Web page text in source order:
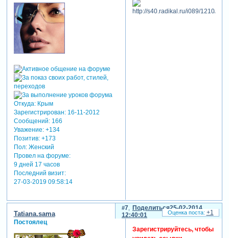
Откуда:Крым
Зарегистрирован: 16-11-2012
Сообщений:166
Уважение: +134
Позитив: +173
Пол:Женский
Провел на форуме:
9 дней 17 часов
Последний визит:
27-03-2019 09:58:14
Поделиться
7
25-02-2014
12:40:01
Tatiana.sama
Постоялец
Зарегистрируйтесь, чтобы
+1